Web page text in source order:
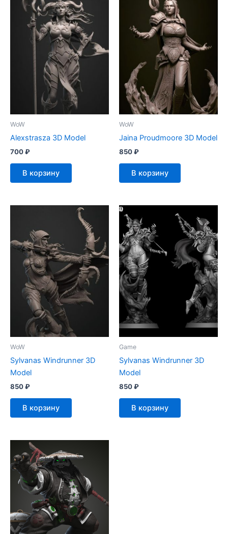
WoW
Alexstrasza 3D Model
700₽
В корзину
WoW
Jaina Proudmoore 3D Model
850₽
В корзину
WoW
Sylvanas Windrunner 3D
Model
850₽
В корзину
Game
Sylvanas Windrunner 3D
Model
850₽
В корзину